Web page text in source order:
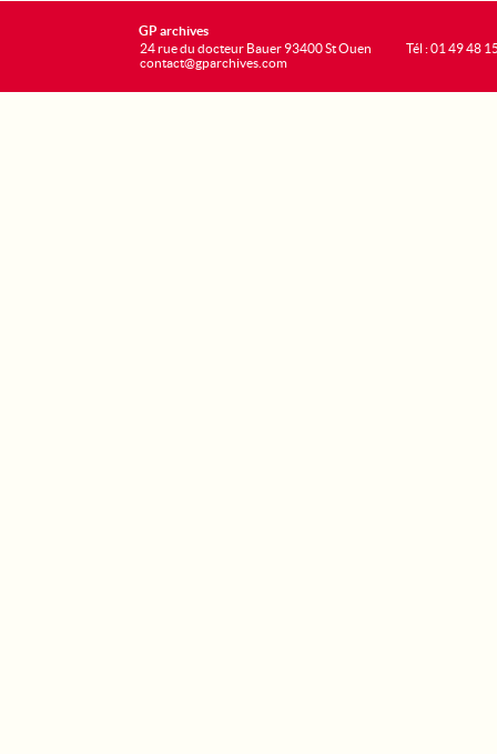
GP archives
24 rue du docteur Bauer 93400 St Ouen
contact@gparchives.com
Tél : 01 49 48